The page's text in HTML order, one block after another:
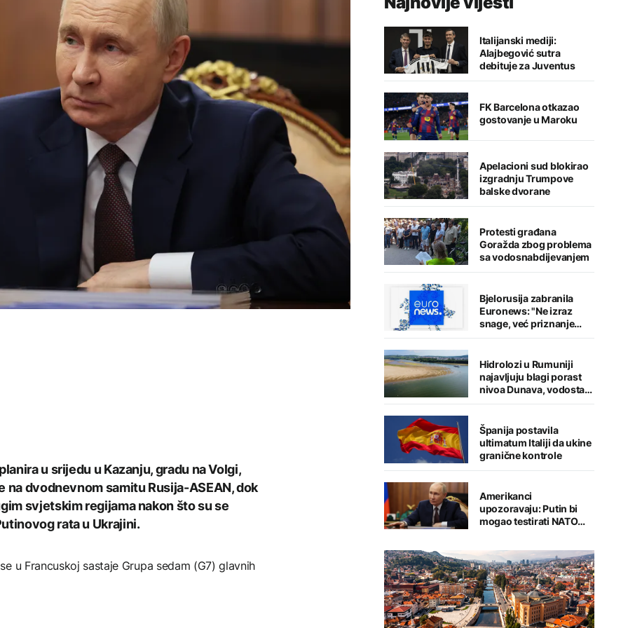
u srijedu u Kazanju, gradu na Volgi,
dvodnevnom samitu Rusija-ASEAN, dok
svjetskim regijama nakon što su se
rata u Ukrajini.
u Francuskoj sastaje Grupa sedam (G7) glavnih
Italijanski mediji:
Alajbegović sutra
debituje za Juventus
FK Barcelona otkazao
gostovanje u Maroku
Apelacioni sud blokirao
izgradnju Trumpove
balske dvorane
Protesti građana
Goražda zbog problema
sa vodosnabdijevanjem
Bjelorusija zabranila
Euronews: "Ne izraz
snage, već priznanje
straha"
Hidrolozi u Rumuniji
najavljuju blagi porast
nivoa Dunava, vodostaj
rijeke porastao u
Španija postavila
ultimatum Italiji da ukine
granične kontrole
Amerikanci
upozoravaju: Putin bi
mogao testirati NATO